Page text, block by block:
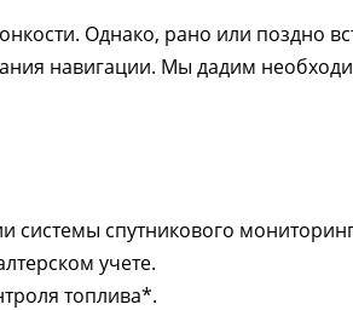
Однако, рано или поздно
навигации. Мы дадим
спутникового
учете.
топлива*.